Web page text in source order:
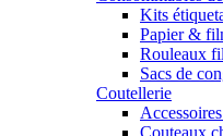
Kits
Papier &
Rouleaux
Sacs de
Coutellerie
Couteaux